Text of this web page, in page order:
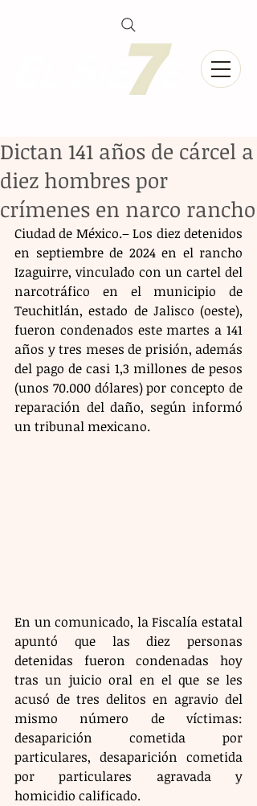
Dictan 141 años de cárcel a
diez hombres por
crímenes en narco rancho
Ciudad de México.– Los diez detenidos
en septiembre de 2024 en el rancho
Izaguirre, vinculado con un cartel del
narcotráfico en el municipio de
Teuchitlán, estado de Jalisco (oeste),
fueron condenados este martes a 141
años y tres meses de prisión, además
del pago de casi 1,3 millones de pesos
(unos 70.000 dólares) por concepto de
reparación del daño, según informó
un tribunal mexicano.
En un comunicado, la Fiscalía estatal
apuntó que las diez personas
detenidas fueron condenadas hoy
tras un juicio oral en el que se les
acusó de tres delitos en agravio del
mismo número de víctimas:
desaparición cometida por
particulares, desaparición cometida
por particulares agravada y
homicidio calificado.